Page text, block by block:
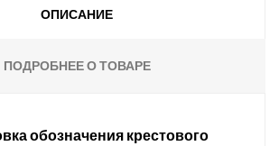
ОПИСАНИЕ
ПОДРОБНЕЕ О ТОВАРЕ
обозначения крестового